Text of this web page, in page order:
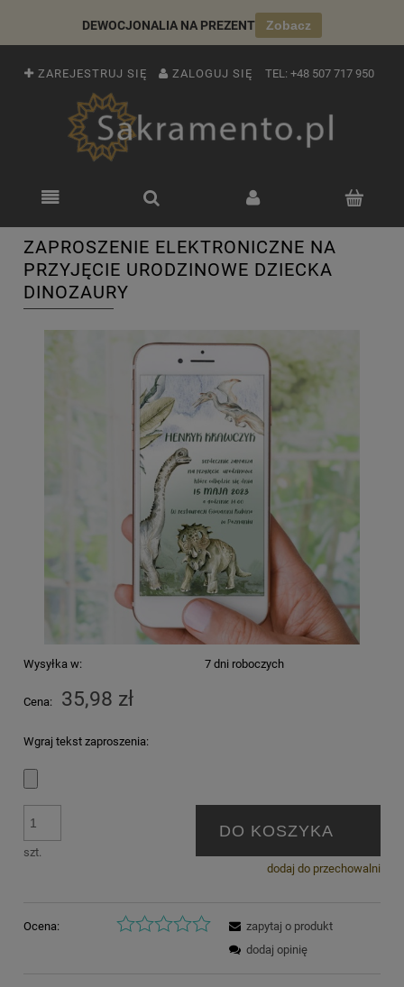
DEWOCJONALIA NA PREZENT Zobacz
ZAREJESTRUJ SIĘ ZALOGUJ SIĘ TEL: +48 507 717 950
ZAPROSZENIE ELEKTRONICZNE NA
PRZYJĘCIE URODZINOWE DZIECKA
DINOZAURY
Wysyłka w: 7 dni roboczych
Cena: 35,98 zł
Wgraj tekst zaproszenia:
szt.
DO KOSZYKA
dodaj do przechowalni
Ocena:
zapytaj o produkt
dodaj opinię